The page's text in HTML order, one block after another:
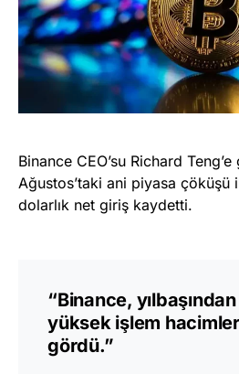
Binance CEO’su Richard
Ağustos’taki ani piyasa
dolarlık net giriş kaydetti.
“Binance,
yüksek işlem
gördü.”